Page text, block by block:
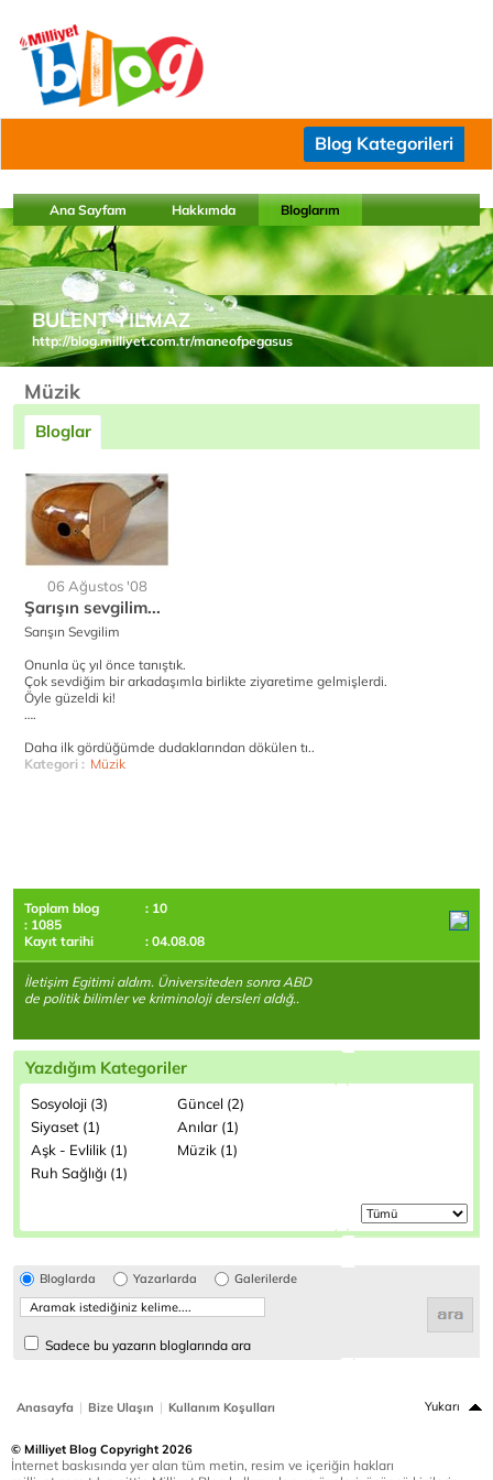
Blog Kategorileri
Ana Sayfam Hakkımda Bloglarım
BULENT YILMAZ
http://blog.milliyet.com.tr/maneofpegasus
Müzik
Bloglar
06 Ağustos '08
Şarışın sevgilim...
Sarışın Sevgilim
Onunla üç yıl önce tanıştık.
Çok sevdiğim bir arkadaşımla birlikte ziyaretime gelmişlerdi.
Öyle güzeldi ki!
….
Daha ilk gördüğümde dudaklarından dökülen tı..
Kategori : Müzik
Toplam blog
: 10
: 1085
Kayıt tarihi
: 04.08.08
İletişim Egitimi aldım. Üniversiteden sonra ABD
de politik bilimler ve kriminoloji dersleri aldığ..
Yazdığım Kategoriler
Sosyoloji (3)
Güncel (2)
Siyaset (1)
Anılar (1)
Aşk - Evlilik (1)
Müzik (1)
Ruh Sağlığı (1)
Bloglarda Yazarlarda Galerilerde
Sadece bu yazarın bloglarında ara
Anasayfa | Bize Ulaşın | Kullanım Koşulları Yukarı
© Milliyet Blog Copyright 2026
İnternet baskısında yer alan tüm metin, resim ve içeriğin hakları